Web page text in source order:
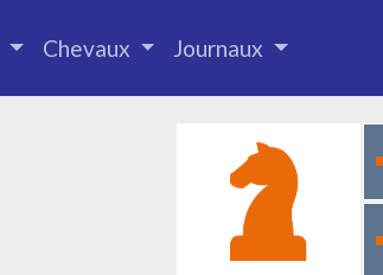
Chevaux Journaux